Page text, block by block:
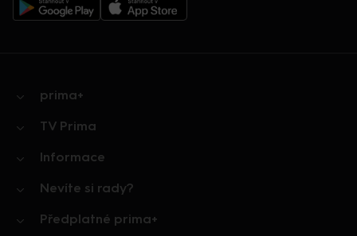
prima+
TV Prima
Informace
Nevíte si rady?
Předplatné prima+